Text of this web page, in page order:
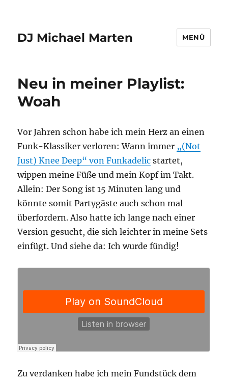
DJ Michael Marten MENÜ
Neu in meiner Playlist:
Woah
Vor Jahren schon habe ich mein Herz an einen
Funk-Klassiker verloren: Wann immer „(Not
Just) Knee Deep“ von Funkadelic startet,
wippen meine Füße und mein Kopf im Takt.
Allein: Der Song ist 15 Minuten lang und
könnte somit Partygäste auch schon mal
überfordern. Also hatte ich lange nach einer
Version gesucht, die sich leichter in meine Sets
einfügt. Und siehe da: Ich wurde fündig!
Zu verdanken habe ich mein Fundstück dem